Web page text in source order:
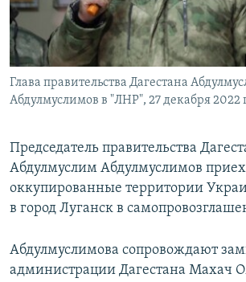
СОЦИАЛЬНЫЕ СЕТИ
Глава правительства Дагестана
Абдулмуслимов в "ЛНР", 27 декабря 2022
Председатель правительства
Абдулмуслим Абдулмуслимов
оккупированные территории
в город Луганск в
Абдулмуслимова сопровождают
администрации Дагестана Махач